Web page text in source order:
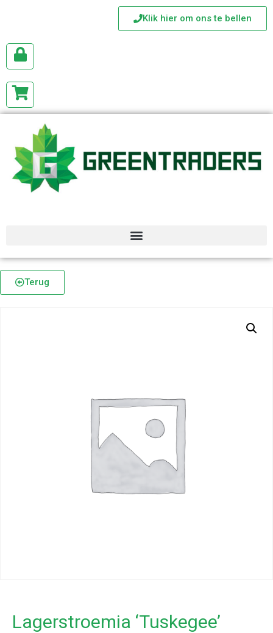
Klik hier om ons te bellen
Terug
Lagerstroemia ‘Tuskegee’